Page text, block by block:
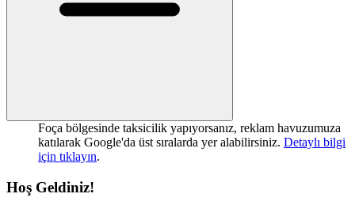
Foça bölgesinde taksicilik yapıyorsanız, reklam havuzumuza
katılarak Google'da üst sıralarda yer alabilirsiniz. Detaylı bilgi
için tıklayın.
Hoş Geldiniz!